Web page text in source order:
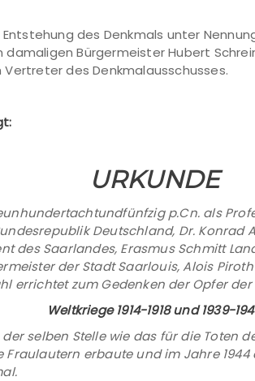
des Denkmals unter
Bürgermeister Hubert
des Denkmalausschusses.
URKUNDE
p.Cn. als
Deutschland, Dr. Konrad
des Saarlandes, Erasmus Schmitt
der Stadt Saarlouis, Alois
errichtet zum Gedenken der Opfer der
Weltkriege 1914-1918 und 1939-
selben Stelle wie das für die Toten
Fraulautern erbaute und im Jahre